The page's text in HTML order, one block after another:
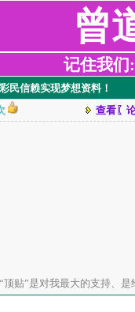
曾
记住我们
民信赖实现梦想资料！
查看〖
顶贴”是对我最大的支持、